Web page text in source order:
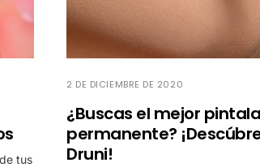
tus
2 DE DICIEMBRE DE 2020
¿Buscas el mejor
permanente?
Druni!